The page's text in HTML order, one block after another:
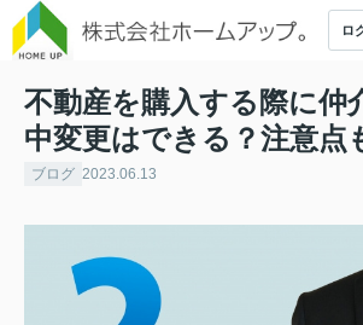
ロ
不動産を購入する際に仲
中変更はできる？注意点
ブログ 2023.06.13